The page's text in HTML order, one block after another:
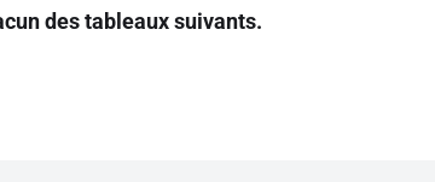
des tableaux suivants.